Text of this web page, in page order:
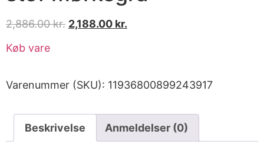
2,886.00kr. 2,188.00 kr.
Køb vare
Varenummer (SKU): 11936800899243917
Beskrivelse Anmeldelser (0)